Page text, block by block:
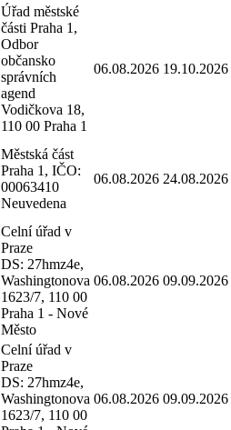
Úřad městské
části Praha 1,
Odbor
občansko
správních
agend
Vodičkova 18,
110 00 Praha 1
06.08.2026 19.10.2026
Městská část
Praha 1, IČO:
00063410
Neuvedena
06.08.2026 24.08.2026
Celní úřad v
Praze
DS: 27hmz4e,
Washingtonova
1623/7, 110 00
Praha 1 - Nové
Město
06.08.2026 09.09.2026
Celní úřad v
Praze
DS: 27hmz4e,
Washingtonova
1623/7, 110 00
06.08.2026 09.09.2026